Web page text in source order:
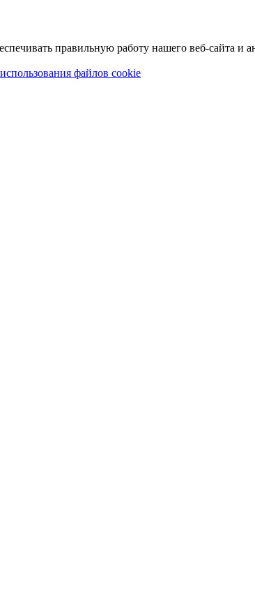
правильную работу нашего веб-сайта и
файлов cookie